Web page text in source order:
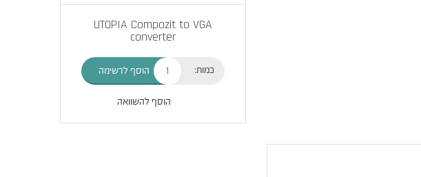
UTOPIA Compozit to VGA
converter
כמות: הוסף לרשימה
הוסף להשוואה